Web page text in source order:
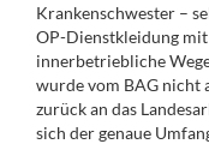
Krankenschwester –
OP-Dienstkleidung
innerbetriebliche
wurde vom BAG nicht
zurück an das
sich der genaue